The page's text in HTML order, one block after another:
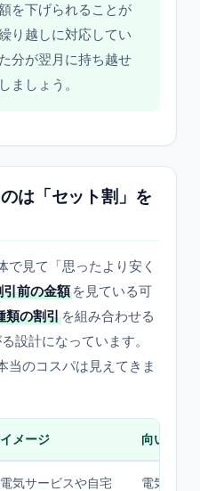
を下げられることが
り越しに対応してい
分が翌月に持ち越せ
ましょう。
は「セット割」を
で見て「思ったより安く
引前の金額 を見ている可
類の割引 を組み合わせる
設計になっています。
当のコスパは見えてきま
メージ 向いてい
気サービスや自宅
電気・光